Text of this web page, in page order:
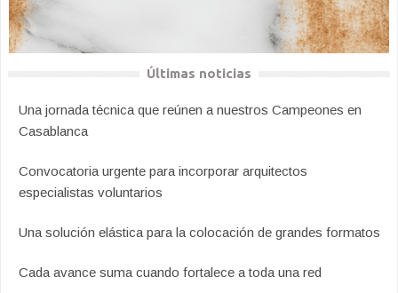
Últimas noticias
Una jornada técnica que reúnen a nuestros Campeones en
Casablanca
Convocatoria urgente para incorporar arquitectos
especialistas voluntarios
Una solución elástica para la colocación de grandes formatos
Cada avance suma cuando fortalece a toda una red